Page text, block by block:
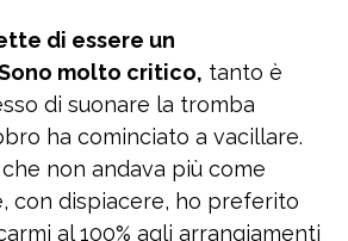
di essere un
molto critico, tanto è
di suonare la tromba
ha cominciato a vacillare.
non andava più come
con dispiacere, ho preferito
al 100% agli arrangiamenti